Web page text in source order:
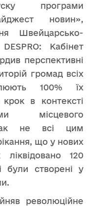
програми
новин»,
Швейцарсько-
Кабінет
перспективні
громад всіх
100% їх
в контексті
місцевого
не всі цим
що у нових
ліквідовано 120
були створені у
революційне